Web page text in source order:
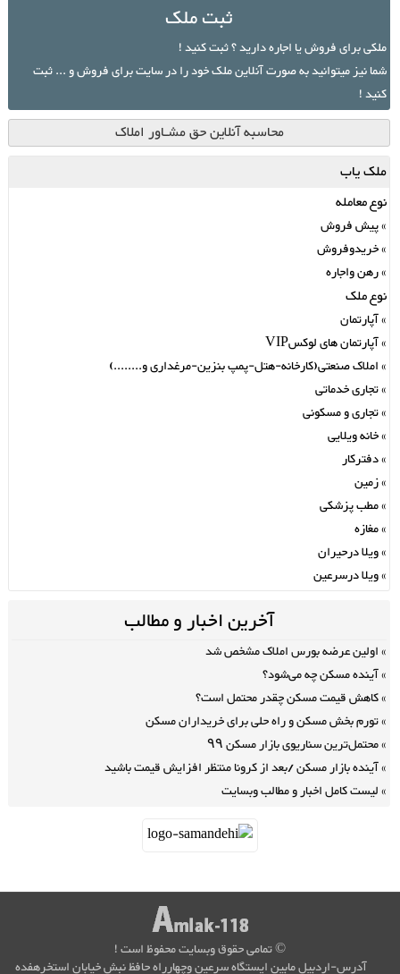
ثبت ملک
ملکی برای فروش یا اجاره دارید ؟ ثبت کنید !
شما نیز میتوانید به صورت آنلاین ملک خود را در سایت برای فروش و ... ثبت
کنید !
محاسبه آنلاین حق مشـاور املاک
ملک یاب
نوع معامله
پیش فروش
خریدوفروش
رهن واجاره
نوع ملک
آپارتمان
آپارتمان های لوکسVIP
املاک صنعتی(کارخانه-هتل-پمپ بنزین-مرغداری و........)
تجاری خدماتی
تجاری و مسکونی
خانه ویلایی
دفترکار
زمین
مطب پزشکی
مغازه
ویلا درحیران
ویلا درسرعین
آخرین اخبار و مطالب
اولین عرضه بورس املاک مشخص شد
آینده مسکن چه می‌شود؟
کاهش قیمت مسکن چقدر محتمل است؟
تورم بخش مسکن و راه حلی برای خریداران مسکن
محتمل‌ترین سناریوی بازار مسکن ۹۹
آینده بازار مسکن /بعد از کرونا منتظر افزایش قیمت باشید
لیست کامل اخبار و مطالب وبسایت
© تمامی حقوق وبسایت محفوظ است !
آدرس-اردبیل مابین ایستگاه سرعین وچهارراه حافظ نبش خیابان استخرهفده